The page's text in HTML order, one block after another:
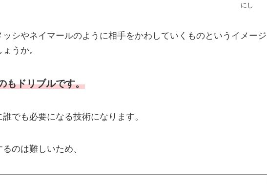
にし
シやネイマールのように相手をかわしていくものというイメージ
うか。
もドリブルです。
でも必要になる技術になります。
のは難しいため、